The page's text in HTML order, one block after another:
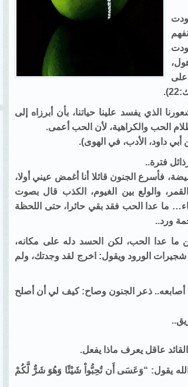
على
الذي يفسد علينا حياتنا، بأن أبرزاه إلى
الحب والكراهية، لأن الحب أعمى.
داود، الأدب، في الهوى).
فترة..
فأسرع الجنون قائلا أنا أغمض عيني أولا،
القمر، والولع بين الغيوم، الكذب قال بصوت
ما عدا الحب فقد بقي حائرا، حتى اللحظة
ورد..
ما عدا الحب، لكن الحسد دله على مكانه،
الورود ويقول: اخرج لقد وجدتك، ولم
أصابعه.. ذعر الجنون وصاح: كيف لي أن أصلح
عاقل يعرف ماذا يفعل.
يقول: “وَعَسَى أَن تُحِبُّواْ شَيْئًا وَهُوَ شَرٌّ لَّكُمْ